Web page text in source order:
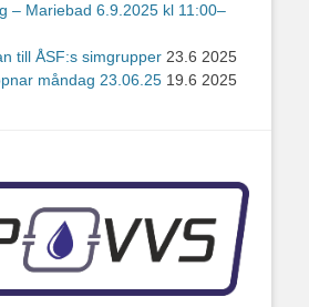
– Mariebad 6.9.2025 kl 11:00–
till ÅSF:s simgrupper 23.6 2025
måndag 23.06.25 19.6 2025